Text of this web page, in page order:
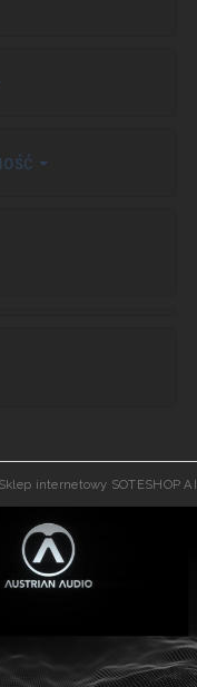
Sklep internetowy SOTESHOP AI